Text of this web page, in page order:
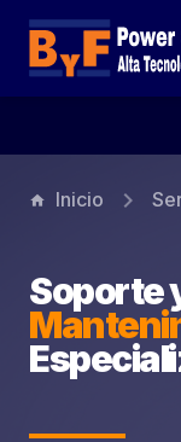
home Inicio chevron_right
Soporte